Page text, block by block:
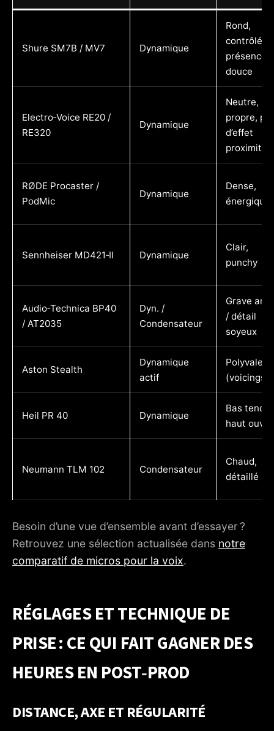
Shure SM7B / MV7 Dynamique
Rond,
contrôlé,
présence
douce
Electro‑Voice RE20 /
RE320
Dynamique
Neutre,
propre,
d’effet
proximité
RØDE Procaster /
PodMic
Dynamique
Dense,
énergique
Sennheiser MD421‑II Dynamique
Clair,
punchy
Audio‑Technica BP40
/ AT2035
Dyn. /
Condensateur
Grave
/ détail
soyeux
Aston Stealth
Dynamique
actif
Polyvalent
(voicings)
Heil PR 40 Dynamique
Bas tendu,
haut
Neumann TLM 102 Condensateur
Chaud,
détaillé
Besoin d’une vue d’ensemble avant d’essayer ?
Retrouvez une sélection actualisée dans notre
comparatif de micros pour la voix.
RÉGLAGES ET TECHNIQUE DE
PRISE : CE QUI FAIT GAGNER DES
HEURES EN POST‑PROD
DISTANCE, AXE ET RÉGULARITÉ